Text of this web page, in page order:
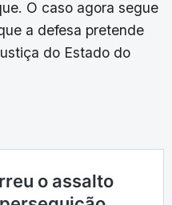
O caso agora segue
a defesa pretende
do Estado do